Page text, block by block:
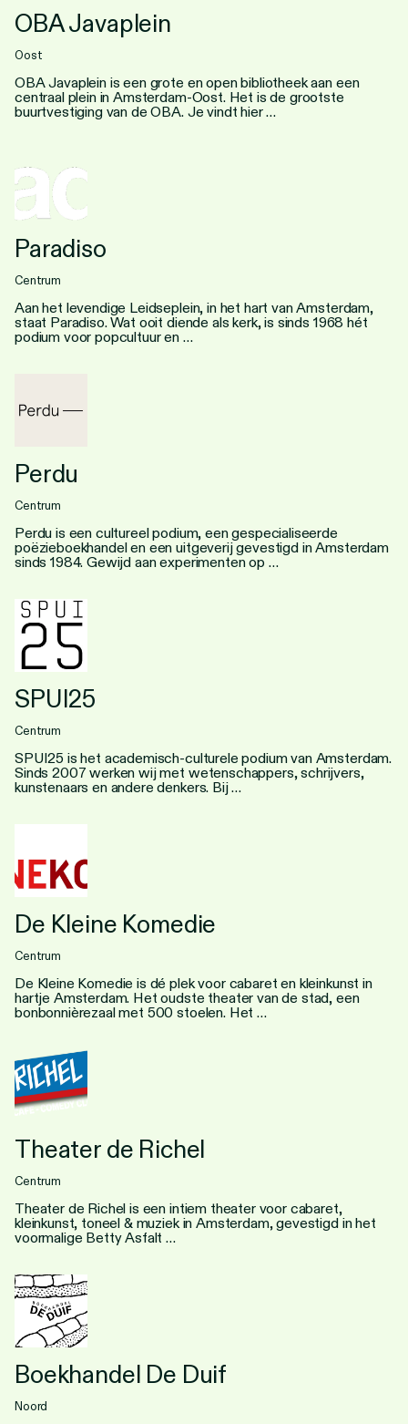
OBA Javaplein
Oost
OBA Javaplein is een grote en open bibliotheek aan een
centraal plein in Amsterdam-Oost. Het is de grootste
buurtvestiging van de OBA. Je vindt hier …
Paradiso
Centrum
Aan het levendige Leidseplein, in het hart van Amsterdam,
staat Paradiso. Wat ooit diende als kerk, is sinds 1968 hét
podium voor popcultuur en …
Perdu
Centrum
Perdu is een cultureel podium, een gespecialiseerde
poëzieboekhandel en een uitgeverij gevestigd in Amsterdam
sinds 1984. Gewijd aan experimenten op …
SPUI25
Centrum
SPUI25 is het academisch-culturele podium van Amsterdam.
Sinds 2007 werken wij met wetenschappers, schrijvers,
kunstenaars en andere denkers. Bij …
De Kleine Komedie
Centrum
De Kleine Komedie is dé plek voor cabaret en kleinkunst in
hartje Amsterdam. Het oudste theater van de stad, een
bonbonnièrezaal met 500 stoelen. Het …
Theater de Richel
Centrum
Theater de Richel is een intiem theater voor cabaret,
kleinkunst, toneel & muziek in Amsterdam, gevestigd in het
voormalige Betty Asfalt …
Boekhandel De Duif
Noord